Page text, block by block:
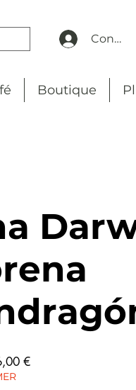
Boutique
€Prix